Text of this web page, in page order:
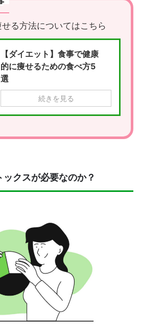
る方法についてはこちら
【ダイエット】食事で健康
的に痩せるための食べ方5
選
続きを見る
ックスが必要なのか？